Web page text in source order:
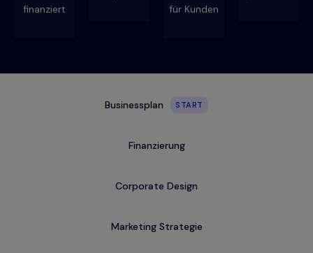
finanziert
für Kunden
Businessplan START
Finanzierung
Corporate Design
Marketing Strategie